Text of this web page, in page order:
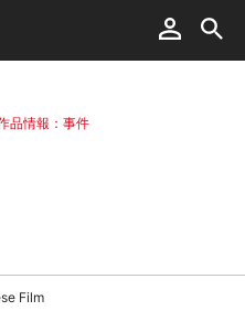
品情報：事件
Film